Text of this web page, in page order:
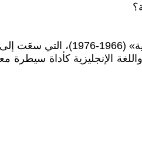
واللغة الإنجليزية كأداة